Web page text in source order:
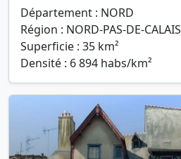
Département : NORD
Région : NORD-PAS-DE-CALAIS
Superficie : 35 km²
Densité : 6 894 habs/km²